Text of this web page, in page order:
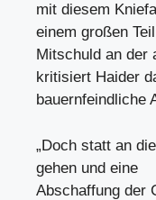
mit diesem
einem großen Teil
Mitschuld an der
kritisiert Haider
bauernfeindliche
„Doch statt an
gehen und eine
Abschaffung der